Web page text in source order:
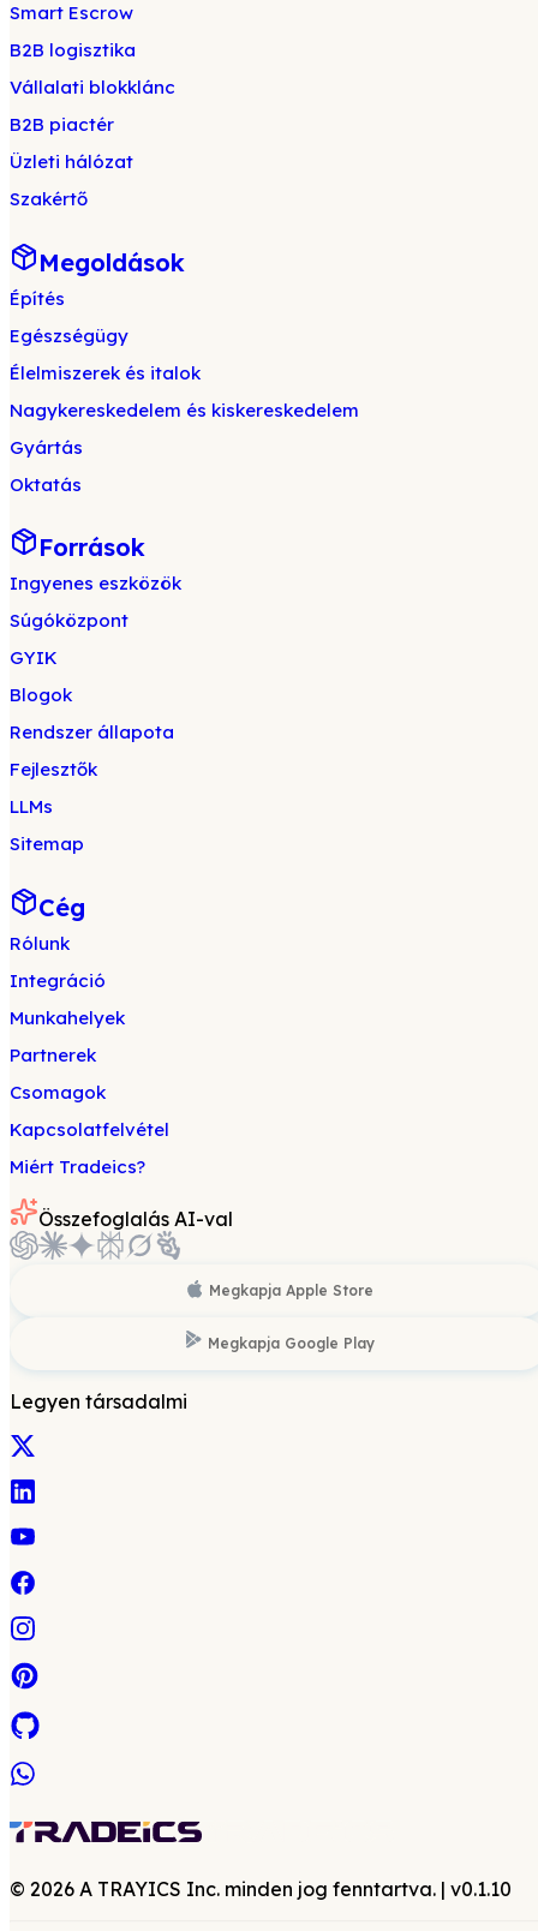
Smart Escrow
B2B logisztika
Vállalati blokklánc
B2B piactér
Üzleti hálózat
Szakértő
Megoldások
Építés
Egészségügy
Élelmiszerek és italok
Nagykereskedelem és kiskereskedelem
Gyártás
Oktatás
Források
Ingyenes eszközök
Súgóközpont
GYIK
Blogok
Rendszer állapota
Fejlesztők
LLMs
Sitemap
Cég
Rólunk
Integráció
Munkahelyek
Partnerek
Csomagok
Kapcsolatfelvétel
Miért Tradeics?
Összefoglalás AI-val
Megkapja Apple Store
Megkapja Google Play
Legyen társadalmi
© 2026 A TRAYICS Inc. minden jog fenntartva. | v0.1.10